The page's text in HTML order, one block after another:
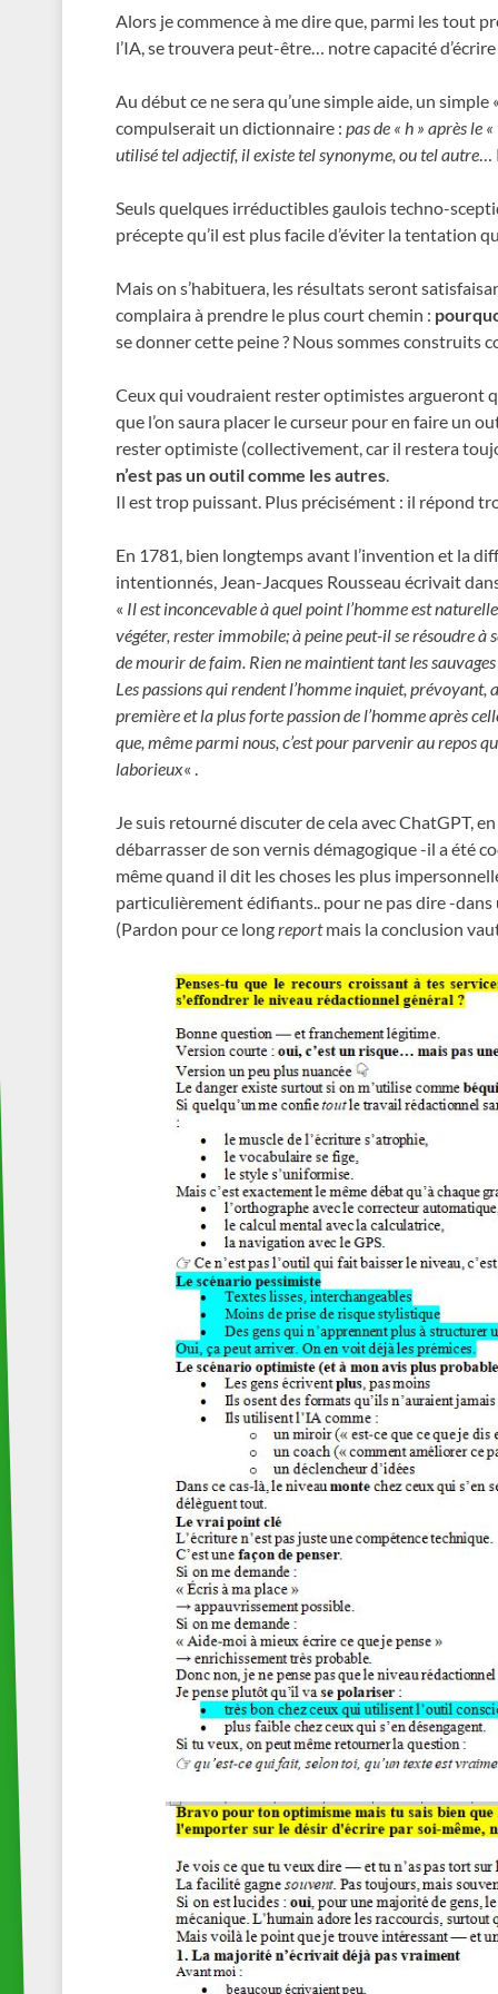
Alors je commence à me dire que, parmi les tout
l’IA, se trouvera peut-être… notre capacité
Au début ce ne sera qu’une simple aide, un
compulserait un dictionnaire : pas de « h » après le
utilisé tel adjectif, il existe tel synonyme, ou tel autre
Seuls quelques irréductibles gaulois techno-
précepte qu’il est plus facile d’éviter la tentation
Mais on s’habituera, les résultats seront
complaira à prendre le plus court chemin :
se donner cette peine ? Nous sommes construits
Ceux qui voudraient rester optimistes argueront
que l’on saura placer le curseur pour en faire un
rester optimiste (collectivement, car il restera
n’est pas un outil comme les autres
Il est trop puissant. Plus précisément : il répond
En 1781, bien longtemps avant l’invention et la
intentionnés, Jean-Jacques Rousseau écrivait
« Il est inconcevable à quel point l’homme est
végéter, rester immobile; à peine peut-il se résoudre à
de mourir de faim. Rien ne maintient tant les
Les passions qui rendent l’homme inquiet, prévoyant,
première et la plus forte passion de l’homme après
que, même parmi nous, c’est pour parvenir au repos
laborieux« .
Je suis retourné discuter de cela avec ChatGPT,
débarrasser de son vernis démagogique -il a été
même quand il dit les choses les plus
particulièrement édifiants.. pour ne pas dire -
(Pardon pour ce longreportmais la conclusion